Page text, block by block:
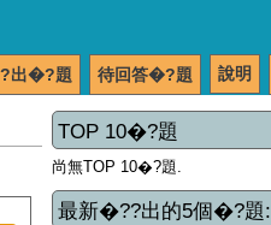
說明
待回答�?題
出�?題
TOP 10�?題
尚無TOP 10�?題.
最新�??出的5個�?題: